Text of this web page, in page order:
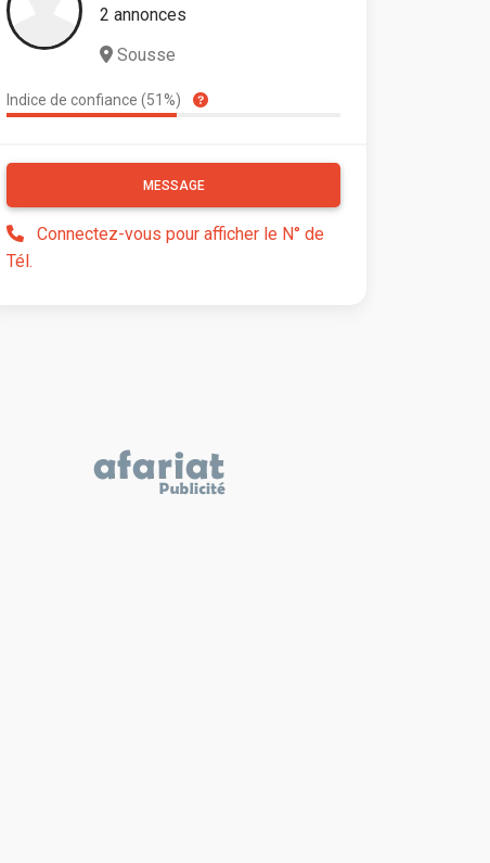
2 annonces
Sousse
Indice de confiance (51%)
MESSAGE
Connectez-vous pour afficher le N° de
Tél.